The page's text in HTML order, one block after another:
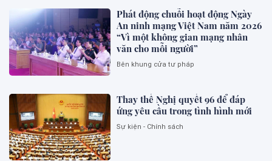
Phát động chuỗi hoạt động Ngày
An ninh mạng Việt Nam năm 2026
“Vì một không gian mạng nhân
văn cho mỗi người”
Bên khung cửa tư pháp
Thay thế Nghị quyết 96 để đáp
ứng yêu cầu trong tình hình mới
Sự kiện - Chính sách